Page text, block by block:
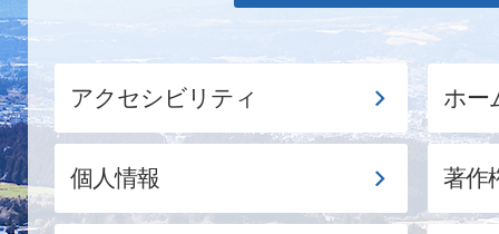
アクセシビリティ ホー
個人情報 著作